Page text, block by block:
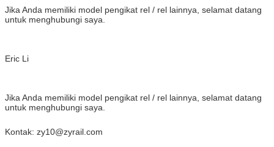
Jika Anda memiliki model pengikat rel / rel lainnya, selamat datang
untuk menghubungi saya.
Eric Li
Jika Anda memiliki model pengikat rel / rel lainnya, selamat datang
untuk menghubungi saya.
Kontak: zy10@zyrail.com